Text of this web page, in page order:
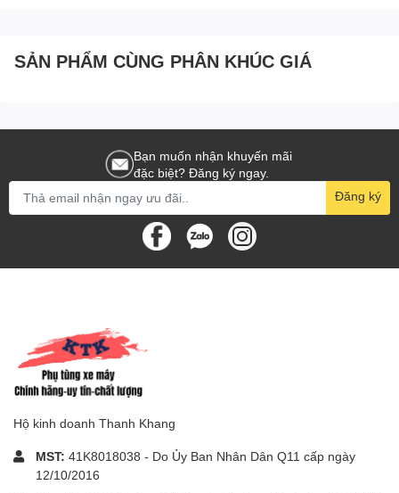
SẢN PHẨM CÙNG PHÂN KHÚC GIÁ
Bạn muốn nhận khuyến mãi
đặc biệt? Đăng ký ngay.
Đăng ký
Hộ kinh doanh Thanh Khang
MST: 41K8018038 - Do Ủy Ban Nhân Dân Q11 cấp ngày
12/10/2016